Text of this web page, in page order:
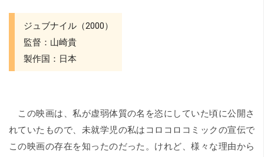
ジュブナイル（2000）
監督：山崎貴
製作国：日本
この映画は、私が虚弱体質の名を恣にしていた頃に公開さ
れていたもので、未就学児の私はコロコロコミックの宣伝で
この映画の存在を知ったのだった。けれど、様々な理由から